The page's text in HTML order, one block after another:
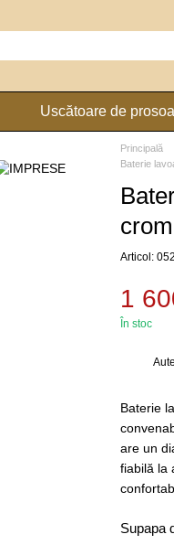
Uscătoare de
Principală
Baterie
crom
Articol:
1
În stoc
Baterie
are un
fiabilă la
Supapa